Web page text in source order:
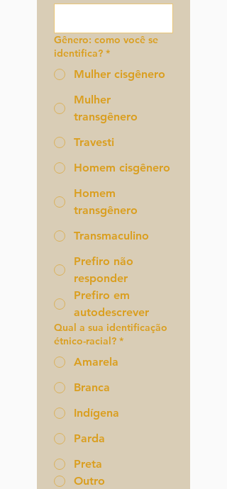
Gênero: como você se
identifica? *
Mulher cisgênero
Mulher
transgênero
Travesti
Homem cisgênero
Homem
transgênero
Transmaculino
Prefiro não
responder
Prefiro em
autodescrever
Qual a sua identificação
étnico-racial? *
Amarela
Branca
Indígena
Parda
Preta
Outro